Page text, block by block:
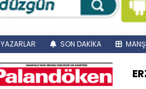
YAZARLAR SON DAKİKA